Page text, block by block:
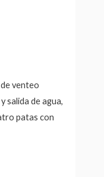
venteo
salida de agua,
patas con